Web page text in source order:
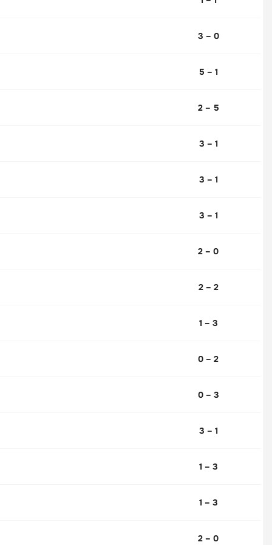
3 – 0
5 – 1
2 – 5
3 – 1
3 – 1
3 – 1
2 – 0
2 – 2
1 – 3
0 – 2
0 – 3
3 – 1
1 – 3
1 – 3
2 – 0